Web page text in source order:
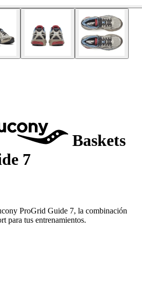
Baskets
7
ProGrid Guide 7, la combinación
para tus entrenamientos.